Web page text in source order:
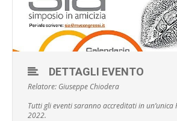
DETTAGLI EVENTO
Relatore: Giuseppe Chiodera
Tutti gli eventi saranno accreditati in un’unica
2022.